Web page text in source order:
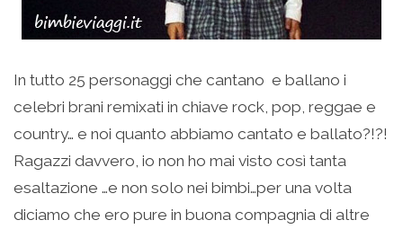
In tutto 25 personaggi che cantano e ballano i
celebri brani remixati in chiave rock, pop, reggae e
country… e noi quanto abbiamo cantato e ballato?!?!
Ragazzi davvero, io non ho mai visto così tanta
esaltazione …e non solo nei bimbi…per una volta
diciamo che ero pure in buona compagnia di altre